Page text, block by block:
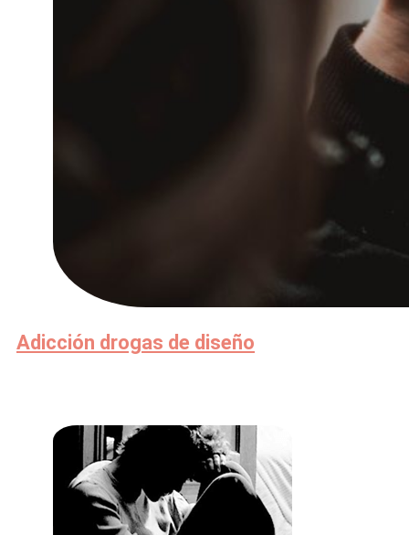
Adicción drogas de diseño